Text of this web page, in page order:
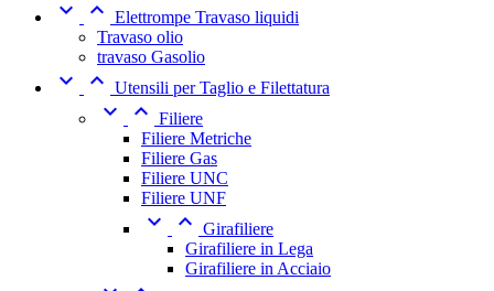
  Elettrompe Travaso liquidi
Travaso olio
travaso Gasolio
  Utensili per Taglio e Filettatura
  Filiere
Filiere Metriche
Filiere Gas
Filiere UNC
Filiere UNF
  Girafiliere
Girafiliere in Lega
Girafiliere in Acciaio